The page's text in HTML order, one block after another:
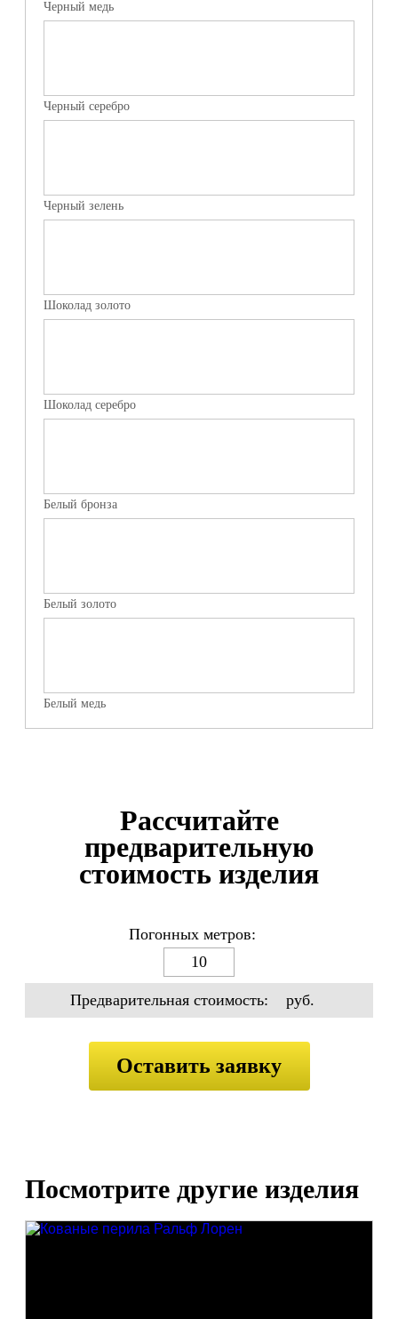
Черный медь
Черный серебро
Черный зелень
Шоколад золото
Шоколад серебро
Белый бронза
Белый золото
Белый медь
Рассчитайте
предварительную
стоимость изделия
Погонных метров:
Предварительная стоимость: руб.
Посмотрите другие изделия